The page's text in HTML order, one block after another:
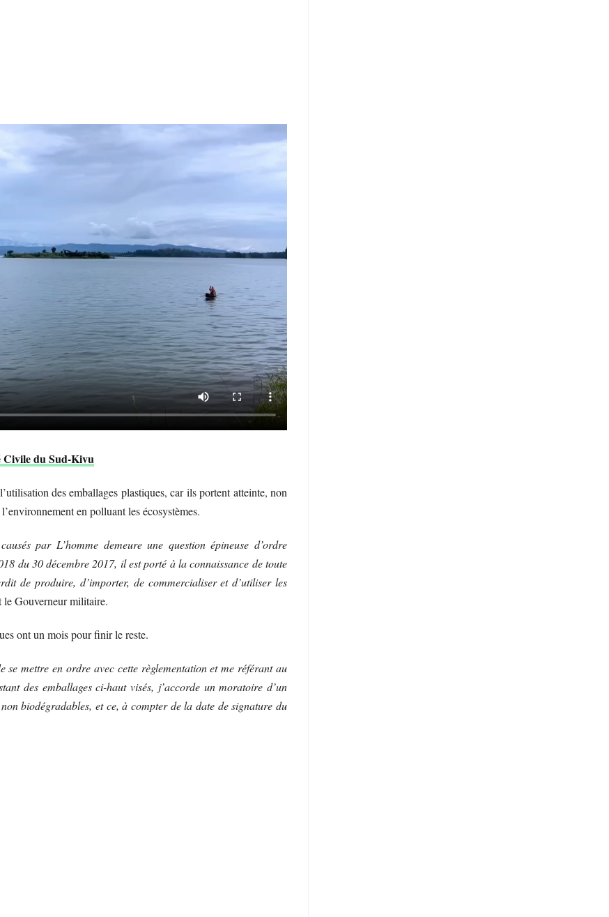
Civile du Sud-Kivu
des emballages plastiques, car ils portent atteinte, non
en polluant les écosystèmes.
par L’homme demeure une question épineuse d’ordre
du 30 décembre 2017, il est porté à la connaissance de toute
de produire, d’importer, de commercialiser et d’utiliser les
le Gouverneur militaire.
ont un mois pour finir le reste.
mettre en ordre avec cette règlementation et me référant au
des emballages ci-haut visés, j’accorde un moratoire d’un
biodégradables, et ce, à compter de la date de signature du